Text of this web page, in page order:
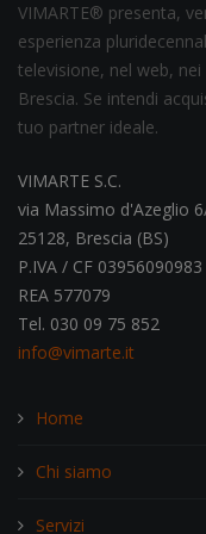
VIMARTE® presenta,
esperienza
televisione, nel web,
Brescia. Se intendi
tuo partner ideale.
VIMARTE S.C.
via Massimo d'Azeglio
25128, Brescia (BS)
P.IVA / CF 03956090983
REA 577079
Tel. 030 09 75 852
info@vimarte.it
Home
Chi siamo
Servizi